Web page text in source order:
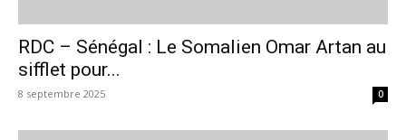
RDC – Sénégal : Le Somalien Omar Artan au
sifflet pour...
8 septembre 2025 0